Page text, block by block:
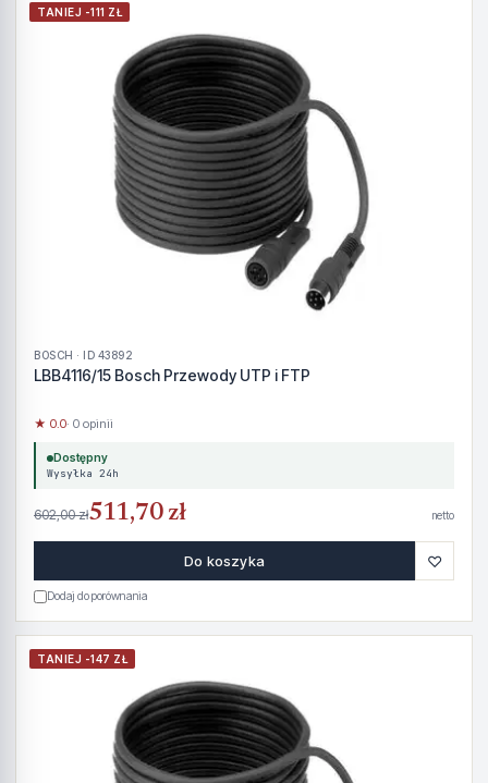
TANIEJ -111 ZŁ
BOSCH · ID 43892
LBB4116/15 Bosch Przewody UTP i FTP
★ 0.0· 0 opinii
Dostępny
Wysyłka 24h
602,00 zł511,70 zł netto
Do koszyka ♡
Dodaj do porównania
TANIEJ -147 ZŁ